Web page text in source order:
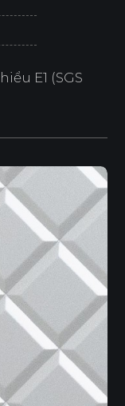
E1 (SGS